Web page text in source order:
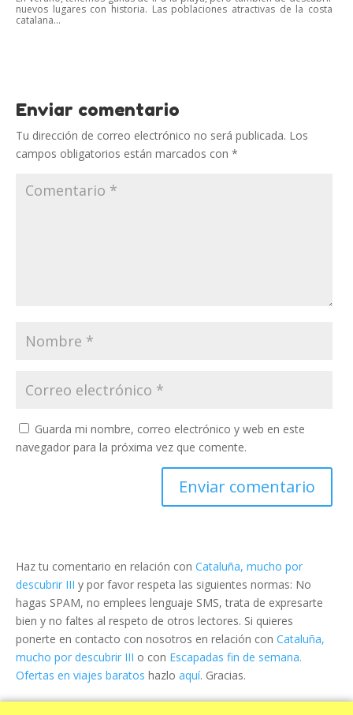
nuevos lugares con historia. Las poblaciones atractivas de la costa
catalana...
Enviar comentario
Tu dirección de correo electrónico no será publicada. Los
campos obligatorios están marcados con *
Guarda mi nombre, correo electrónico y web en este
navegador para la próxima vez que comente.
Haz tu comentario en relación con Cataluña, mucho por
descubrir III y por favor respeta las siguientes normas: No
hagas SPAM, no emplees lenguaje SMS, trata de expresarte
bien y no faltes al respeto de otros lectores. Si quieres
ponerte en contacto con nosotros en relación con Cataluña,
mucho por descubrir III o con Escapadas fin de semana.
Ofertas en viajes baratos hazlo aquí. Gracias.